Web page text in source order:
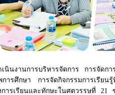
เนินงานการบริหารจัดการ การจัด
ศึกษา การจัดกิจกรรมการเรียน
ารเรียนและทักษะในศตวรรษที่ 21